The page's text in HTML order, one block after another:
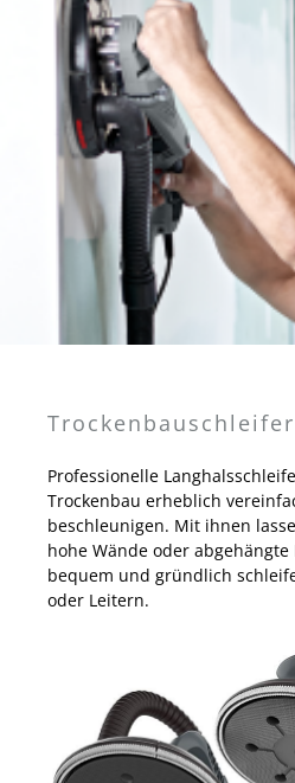
Trockenbauschleifer
Professionelle
Trockenbau erheblich
beschleunigen. Mit ihnen
hohe Wände oder abgehängte
bequem und gründlich
oder Leitern.